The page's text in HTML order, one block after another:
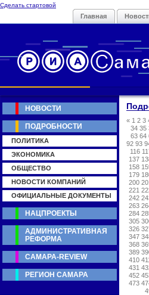
Сделать стартовой
Главная
« 1 2 3
34 35
63 64
92 93
116
137
158
179
200
221
242
263
284
305
326
347
368
389
410
431
452
473
НОВОСТИ
ПОДРОБНОСТИ
ПОЛИТИКА
ЭКОНОМИКА
ОБЩЕСТВО
НОВОСТИ КОМПАНИЙ
ОФИЦИАЛЬНЫЕ ДОКУМЕНТЫ
НАЦПРОЕКТЫ
АДМИНИСТРАТИВНАЯ
РЕФОРМА
САМАРА-REVIEW
РЕГИОН САМАРА